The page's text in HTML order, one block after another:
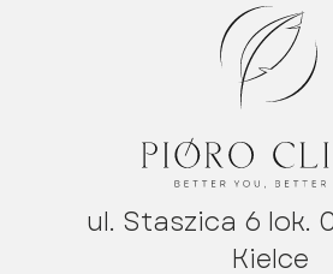
ul. Staszica 6 lok.
Kielce